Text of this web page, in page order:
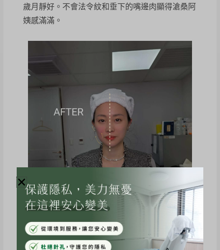
歲月靜好。不會法令紋和垂下的嘴邊肉顯得滄桑阿
姨感滿滿。